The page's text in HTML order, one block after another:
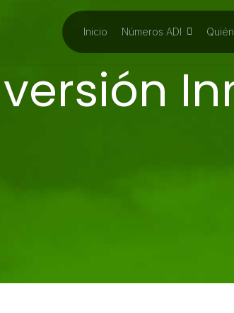
Inicio Números ADI